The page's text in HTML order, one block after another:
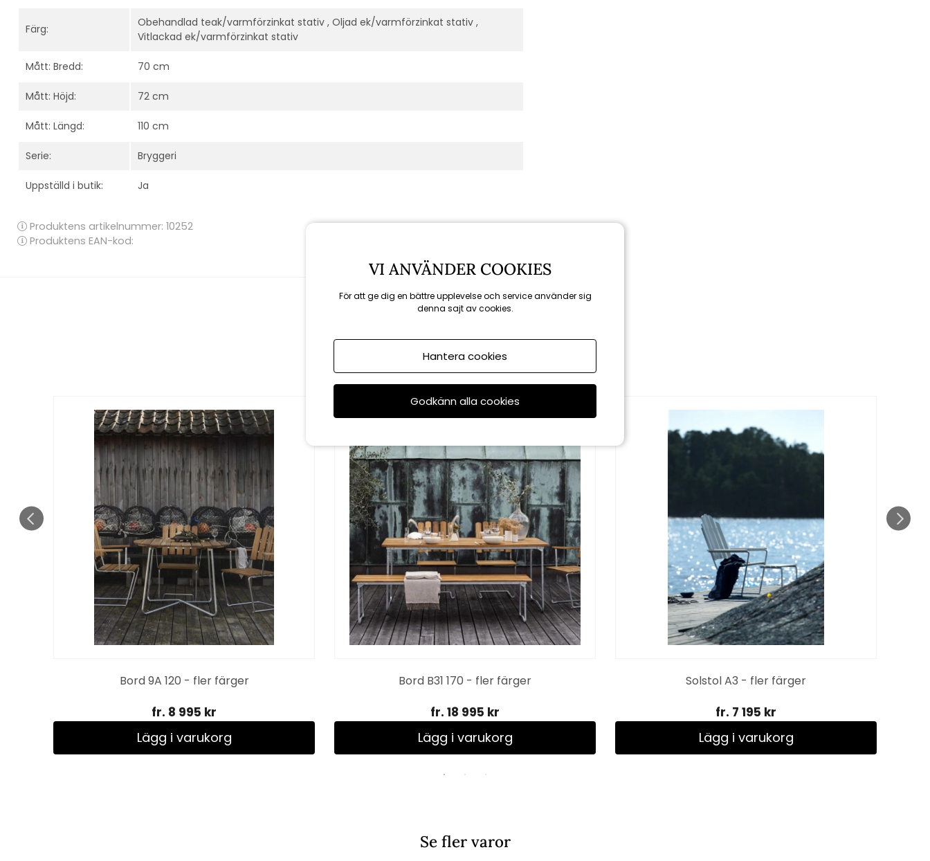
Färg:
Obehandlad teak/varmförzinkat stativ , Oljad ek/varmförzinkat stativ ,
Vitlackad ek/varmförzinkat stativ
Mått: Bredd: 70 cm
Mått: Höjd: 72 cm
Mått: Längd: 110 cm
Serie: Bryggeri
Uppställd i butik: Ja
Produktens artikelnummer: 10252
Produktens EAN-kod:
Rekommenderade tillbehör
Bord 9A 120 - fler färger
fr. 8 995 kr
Lägg i varukorg
Bord B31 170 - fler färger
fr. 18 995 kr
Lägg i varukorg
Solstol A3 - fler färger
fr. 7 195 kr
Lägg i varukorg
Se fler varor
VI ANVÄNDER COOKIES
För att ge dig en bättre upplevelse och service använder sig
denna sajt av cookies.
Hantera cookies
Godkänn alla cookies